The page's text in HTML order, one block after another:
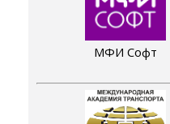
МФИ Софт